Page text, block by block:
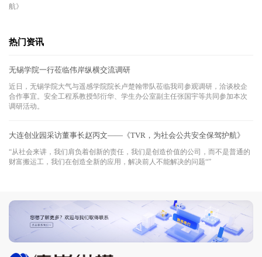
航》
热门资讯
无锡学院一行莅临伟岸纵横交流调研
近日，无锡学院大气与遥感学院院长卢楚翰带队莅临我司参观调研，洽谈校企
合作事宜。安全工程系教授邹衍华、学生办公室副主任张国宇等共同参加本次
调研活动。
大连创业园采访董事长赵丙文——《TVR，为社会公共安全保驾护航》
“从社会来讲，我们肩负着创新的责任，我们是创造价值的公司，而不是普通的
财富搬运工，我们在创造全新的应用，解决前人不能解决的问题“”